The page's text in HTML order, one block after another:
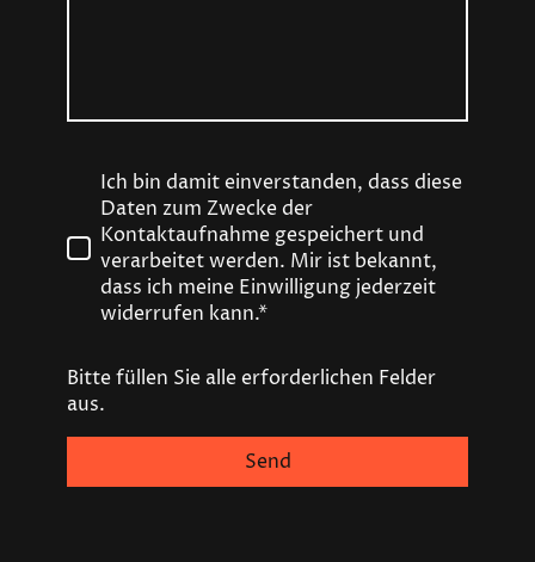
Ich bin damit einverstanden, dass diese
Daten zum Zwecke der
Kontaktaufnahme gespeichert und
verarbeitet werden. Mir ist bekannt,
dass ich meine Einwilligung jederzeit
widerrufen kann.*
Bitte füllen Sie alle erforderlichen Felder
aus.
Send